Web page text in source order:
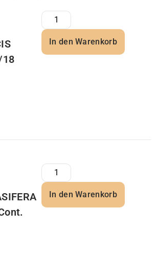
18
In den Warenkorb
In den Warenkorb